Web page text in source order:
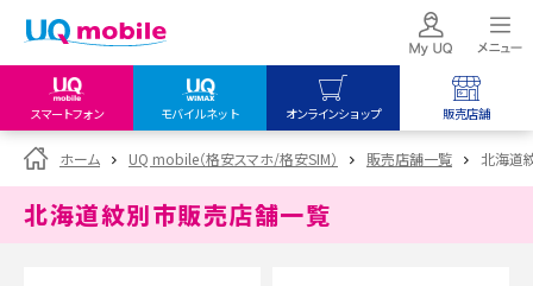
スマートフォン モバイルネット オンラインショップ 販売店舗
my UQ WiMAX
UQ WiMAX ご契約の方
My UQ mobile
UQ mobile
オンラインショップ
UQ WiMAX
UQ mobile
販売店舗
UQ WiMAX
ホーム UQ mobile（格安スマホ/格安SIM） 販売店舗一覧 北海道
北海道紋別市販売店舗一覧